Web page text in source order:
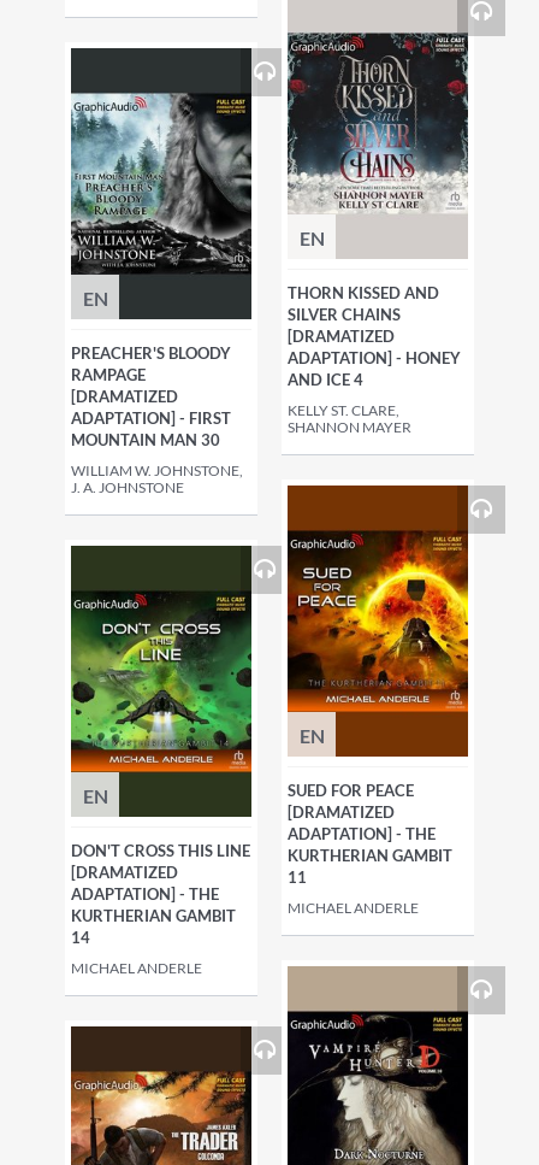
EN
PREACHER'S BLOODY
RAMPAGE
[DRAMATIZED
ADAPTATION] - FIRST
MOUNTAIN MAN 30
WILLIAM W. JOHNSTONE,
J. A. JOHNSTONE
EN
THORN KISSED AND
SILVER CHAINS
[DRAMATIZED
ADAPTATION] - HONEY
AND ICE 4
KELLY ST. CLARE,
SHANNON MAYER
EN
DON'T CROSS THIS LINE
[DRAMATIZED
ADAPTATION] - THE
KURTHERIAN GAMBIT
14
MICHAEL ANDERLE
EN
SUED FOR PEACE
[DRAMATIZED
ADAPTATION] - THE
KURTHERIAN GAMBIT
11
MICHAEL ANDERLE